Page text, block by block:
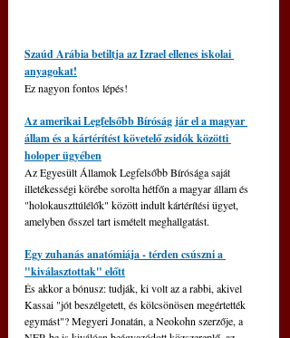
Szaúd Arábia betiltja az Izrael ellenes iskolai
anyagokat!
Ez nagyon fontos lépés!
Az amerikai Legfelsőbb Bíróság jár el a magyar
állam és a kártérítést követelő zsidók közötti
holoper ügyében
Az Egyesült Államok Legfelsőbb Bírósága saját
illetékességi körébe sorolta hétfőn a magyar állam és
"holokauszttúlélők" között indult kártérítési ügyet,
amelyben ősszel tart ismételt meghallgatást.
Egy zuhanás anatómiája - térden csúszni a
"kiválasztottak" előtt
És akkor a bónusz: tudják, ki volt az a rabbi, akivel
Kassai "jót beszélgetett, és kölcsönösen megértették
egymást"? Megyeri Jonatán, a Neokohn szerzője, a